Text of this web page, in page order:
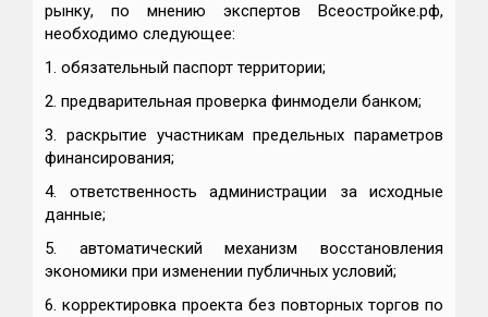
рынку, по мнению экспертов Всеостройке.рф,
необходимо следующее:
1. обязательный паспорт территории;
2. предварительная проверка финмодели банком;
3. раскрытие участникам предельных параметров
финансирования;
4. ответственность администрации за исходные
данные;
5. автоматический механизм восстановления
экономики при изменении публичных условий;
6. корректировка проекта без повторных торгов по